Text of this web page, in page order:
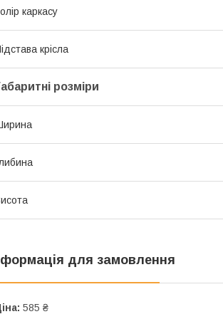
каркасу
крісла
розміри
для замовлення
585 ₴